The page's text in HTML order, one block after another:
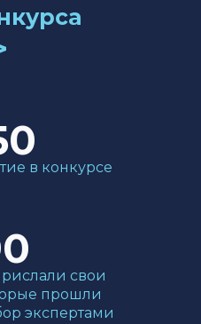
в конкурсе
свои
прошли
экспертами